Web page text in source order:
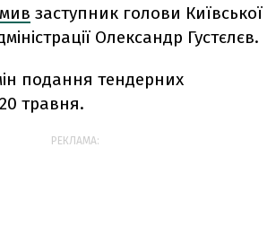
заступник голови Київської
Олександр Густєлєв.
подання тендерних
травня.
РЕКЛАМА: